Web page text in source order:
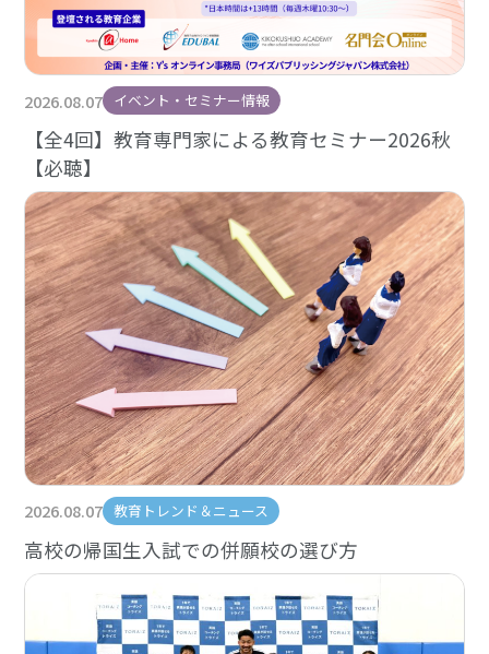
2026.08.07 イベント・セミナー情報
【全4回】教育専門家による教育セミナー2026秋
【必聴】
2026.08.07 教育トレンド＆ニュース
高校の帰国生入試での併願校の選び方